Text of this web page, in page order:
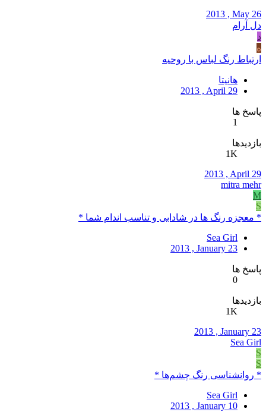
2013 , May 26
دل آرام
د
ه
ارتباط رنگ لباس با روحیه
هانیتا
2013 , April 29
پاسخ ها
1
بازدیدها
1K
2013 , April 29
mitra mehr
M
S
* معجزه رنگ ها در شادابی و تناسب اندام شما *
Sea Girl
2013 , January 23
پاسخ ها
0
بازدیدها
1K
2013 , January 23
Sea Girl
S
S
* روانشناسی رنگ چشم‌ها *
Sea Girl
2013 , January 10